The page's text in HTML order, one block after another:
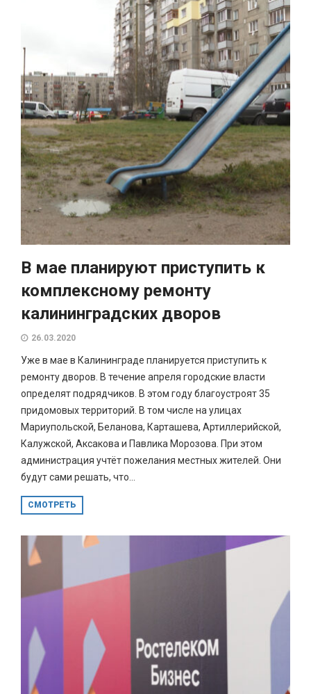
В мае планируют приступить к
комплексному ремонту
калининградских дворов
26.03.2020
Уже в мае в Калининграде планируется приступить к
ремонту дворов. В течение апреля городские власти
определят подрядчиков. В этом году благоустроят 35
придомовых территорий. В том числе на улицах
Мариупольской, Беланова, Карташева, Артиллерийской,
Калужской, Аксакова и Павлика Морозова. При этом
администрация учтёт пожелания местных жителей. Они
будут сами решать, что...
СМОТРЕТЬ